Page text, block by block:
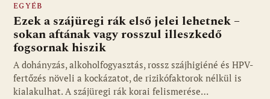
EGYÉB
Ezek a szájüregi rák első jelei lehetnek –
sokan aftának vagy rosszul illeszkedő
fogsornak hiszik
A dohányzás, alkoholfogyasztás, rossz szájhigiéné és HPV-
fertőzés növeli a kockázatot, de rizikófaktorok nélkül is
kialakulhat. A szájüregi rák korai felismerése…